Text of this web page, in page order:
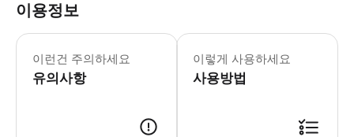
이용정보
이런건 주의하세요
유의사항
보트는 돈예 셀로의 코노바 스타리 미
이렇게 사용하세요
사용방법